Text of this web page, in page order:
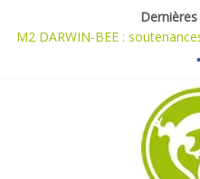
M2 DARWIN-BEE :
Planning M1 et M2 du parcours
Travaux réalisés dans le cadre
Candidater en Masters (2026)
Candidater en Licences (2026)